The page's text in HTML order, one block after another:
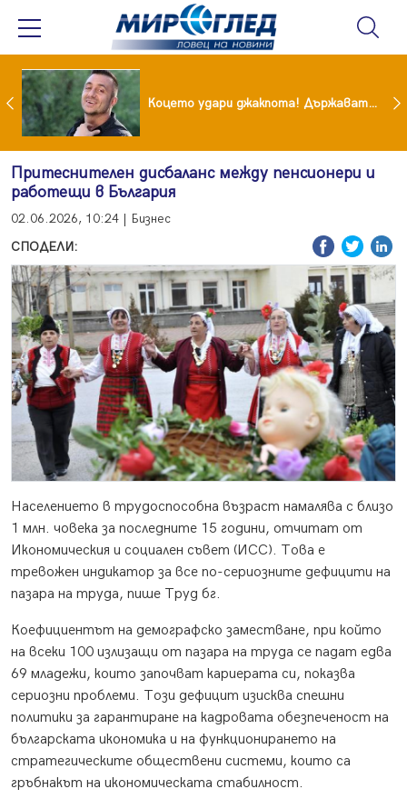
Тишина преди бурята! Защо Саня Армутлиева продължава да мълчи за раздялата с Дара? Коцето удари джакпота! Държавата му плаща 95 000 евро
Притеснителен дисбаланс между пенсионери и
работещи в България
02.06.2026, 10:24 | Бизнес
СПОДЕЛИ:
Населението в трудоспособна възраст намалява с близо
1 млн. човека за последните 15 години, отчитат от
Икономическия и социален съвет (ИСС). Това е
тревожен индикатор за все по-сериозните дефицити на
пазара на труда, пише Труд бг.
Коефициентът на демографско заместване, при който
на всеки 100 излизащи от пазара на труда се падат едва
69 младежи, които започват кариерата си, показва
сериозни проблеми. Този дефицит изисква спешни
политики за гарантиране на кадровата обезпеченост на
българската икономика и на функционирането на
стратегическите обществени системи, които са
гръбнакът на икономическата стабилност.